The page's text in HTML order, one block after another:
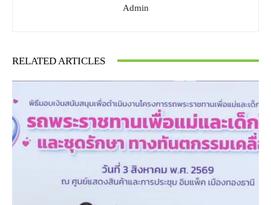
Admin
RELATED ARTICLES